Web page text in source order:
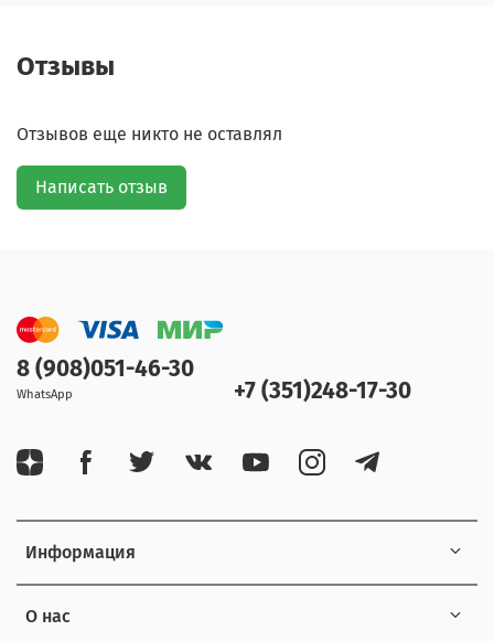
Отзывы
Отзывов еще никто не оставлял
Написать отзыв
Информация
О нас
8 (908)051-46-30
WhatsApp +7 (351)248-17-30